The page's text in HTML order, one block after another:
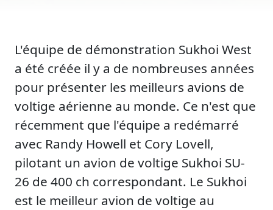
L'équipe de démonstration Sukhoi West
a été créée il y a de nombreuses années
pour présenter les meilleurs avions de
voltige aérienne au monde. Ce n'est que
récemment que l'équipe a redémarré
avec Randy Howell et Cory Lovell,
pilotant un avion de voltige Sukhoi SU-
26 de 400 ch correspondant. Le Sukhoi
est le meilleur avion de voltige au